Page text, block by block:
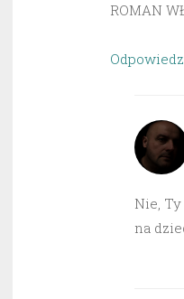
ROMAN
Odpowiedz
Nie,
na